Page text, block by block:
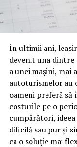
o mină de
oamenii cu
cuvinte tematice,
caută.
Apoi vine partea
vizitatorii stau
urmărească
Google nu îți
petrecut, scrollul
util e materialul.
În ultimii ani,
devenit una dintre
a unei mașini,
autoturismelor au
oameni preferă să
costurile pe o
cumpărători,
dificilă sau pur și
ca o soluție mai